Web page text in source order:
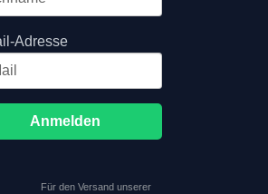
Adresse
Anmelden
Für den Versand unserer